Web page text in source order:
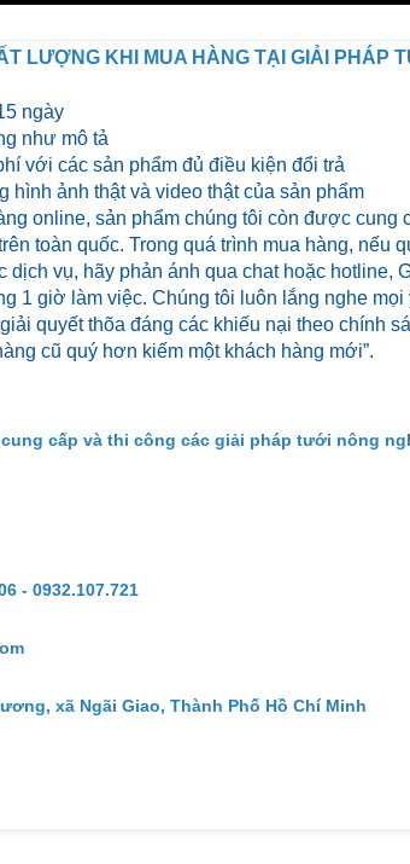
LƯỢNG KHI MUA HÀNG TẠI GIẢI PHÁP
ngày
như mô tả
với các sản phẩm đủ điều kiện đổi trả
hình ảnh thật và video thật của sản phẩm
online, sản phẩm chúng tôi còn được cung
toàn quốc. Trong quá trình mua hàng, nếu
dịch vụ, hãy phản ánh qua chat hoặc hotline,
1 giờ làm việc. Chúng tôi luôn lắng nghe mọi
quyết thõa đáng các khiếu nại theo chính
cũ quý hơn kiếm một khách hàng mới”.
cung cấp và thi công các giải pháp tưới nông
- 0932.107.721
xã Ngãi Giao, Thành Phố Hồ Chí Minh